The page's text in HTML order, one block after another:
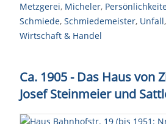
Metzgerei, Micheler,
Schmiede, Schmiedemeister, Unfall,
Wirtschaft & Handel
Ca. 1905 - Das Haus von
Josef Steinmeier und